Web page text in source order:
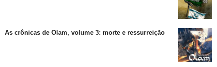
As crônicas de Olam, volume 3: morte e ressurreição